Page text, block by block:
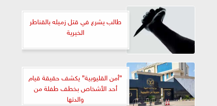
طالب يشرع في قتل زميله بالقناطر
الخيرية
”أمن القليوبية” يكشف حقيقة قيام
أحد الأشخاص بخطف طفلة من
والدتها